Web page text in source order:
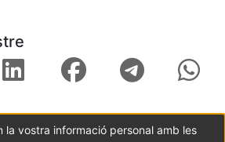
la vostra informació personal amb les